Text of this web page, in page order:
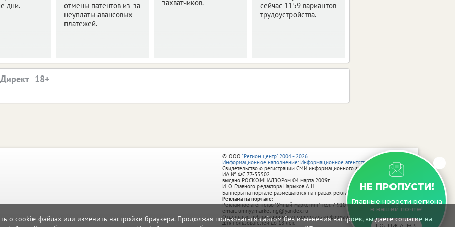
о cookie-файлах или изменить настройки браузера. Продолжая пользоваться сайтом без изменения настроек, вы даете согласие на
дни.
отмены патентов из-за
неуплаты авансовых
платежей.
захватчиков.
сейчас 1159 вариантов
трудоустройства.
НЕ ПРОПУСТИ!
Главные новости региона
в вашей почте!
© ООО "Регион центр" 2004 - 2026
Информационное наполнение: Информационное агентство vRossii.ru
Свидетельство о регистрации СМИ информационного агентства vRossii.ru
ИА № ФС 77‑35502
выдано РОСКОМНАДЗОРом 04 марта 2009г.
И. О. Главного редактора Нарыков А. Н.
Баннеры на портале размещаются на правах рекламы.
Реклама на портале:
Рекламное агентство "Умный маркетинг" тел. 7-910-267-70-40,
email: umnyy.marketing@yandex.ru
Отдельные публикации могут содержать информацию, не предназначенную
для пользователей до 18 лет.